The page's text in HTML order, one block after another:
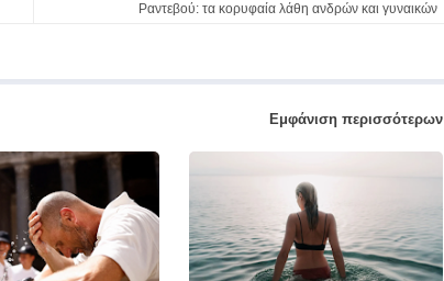
Ραντεβού: τα κορυφαία λάθη ανδρών και γυναικών
Εμφάνιση περισσότερων